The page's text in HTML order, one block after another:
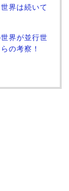
界は続いて
界が並行世
の考察！